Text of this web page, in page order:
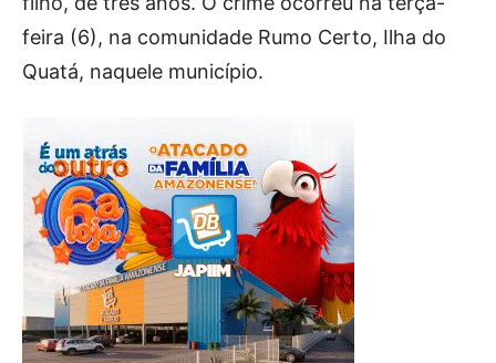
feira (6), na comunidade Rumo Certo, Ilha do
Quatá, naquele município.